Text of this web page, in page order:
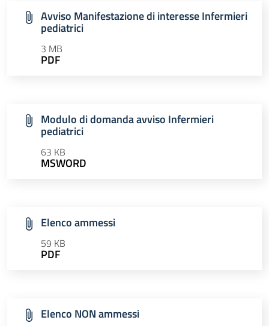
Avviso Manifestazione di interesse Infermieri
pediatrici
3 MB
PDF
Modulo di domanda avviso Infermieri
pediatrici
63 KB
MSWORD
Elenco ammessi
59 KB
PDF
Elenco NON ammessi